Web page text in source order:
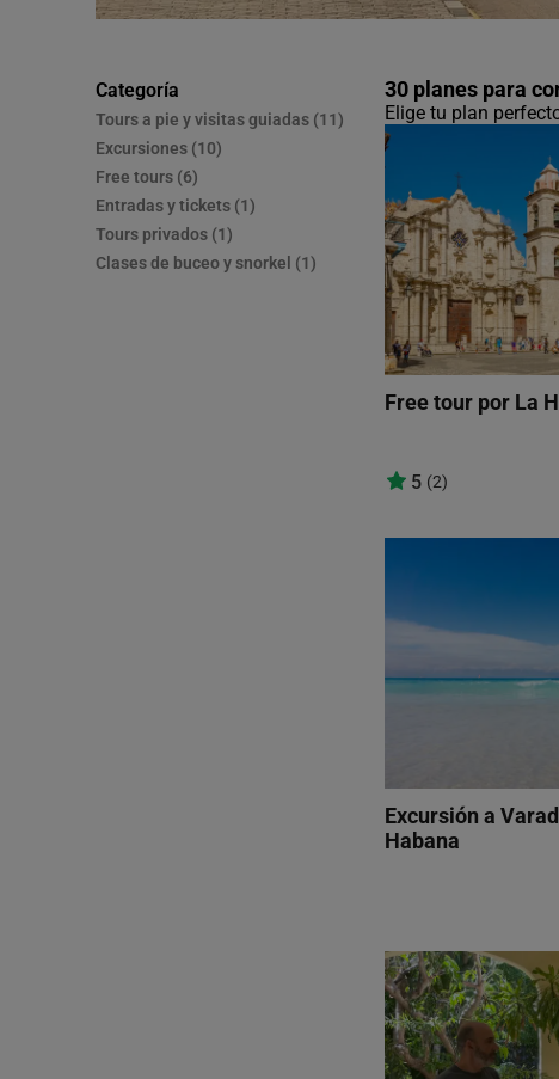
Categoría
Tours a pie y visitas guiadas (11)
Excursiones (10)
Free tours (6)
Entradas y tickets (1)
Tours privados (1)
Clases de buceo y snorkel (1)
30 planes para
Elige tu plan
Free tour por La
5 (2)
Excursión a
Habana